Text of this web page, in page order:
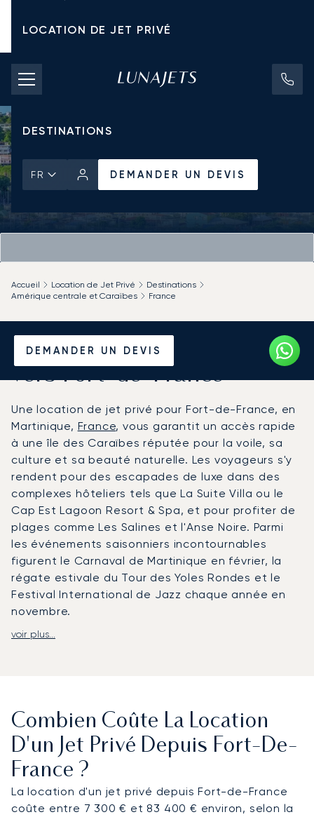
LOCATION DE JET PRIVÉ
TARIFS D'AFFRÈTEMENT
JETS PRIVÉS
DESTINATIONS
FR DEMANDER UN DEVIS
DEMANDER UN DEVIS
Accueil Location de Jet Privé
Destinations
Amérique centrale et Caraïbes
France
Louer un Jet Privé depuis et
vers Fort-de-France
Une location de jet privé pour Fort-de-France, en
Martinique, France, vous garantit un accès rapide
à une île des Caraïbes réputée pour la voile, sa
culture et sa beauté naturelle. Les voyageurs s'y
rendent pour des escapades de luxe dans des
complexes hôteliers tels que La Suite Villa ou le
Cap Est Lagoon Resort & Spa, et pour profiter de
plages comme Les Salines et l'Anse Noire. Parmi
les événements saisonniers incontournables
figurent le Carnaval de Martinique en février, la
régate estivale du Tour des Yoles Rondes et le
Festival International de Jazz chaque année en
novembre.
LunaJets organise des vols privés vers
des transferts avec chauffeur vous conduisent
directement aux marinas de la Pointe du Bout et
du Marin, les principaux centres de la plaisance
caribéenne, ou vers des sites culturels
emblématiques comme l'Habitation Clément,
célèbre pour son héritage rhumerie.
voir plus...
Combien Coûte La Location
D'un Jet Privé Depuis Fort-De-
France ?
La location d'un jet privé depuis Fort-de-France
coûte entre 7 300 € et 83 400 € environ, selon la